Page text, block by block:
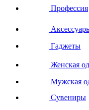
Профессия
Гаджеты
Женская
Мужская
Сувениры